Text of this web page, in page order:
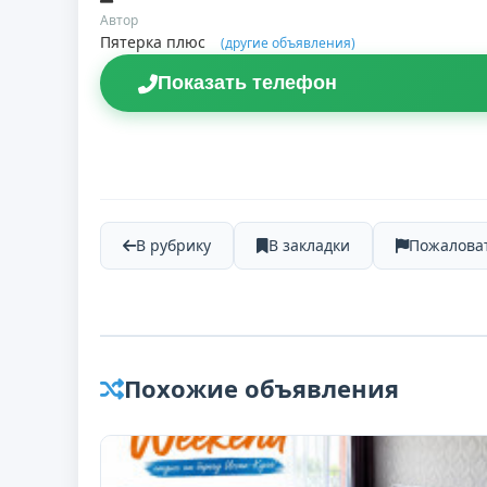
Автор
Пятерка плюс (другие объявления)
Показать телефон
В рубрику В закладки
Похожие объявления